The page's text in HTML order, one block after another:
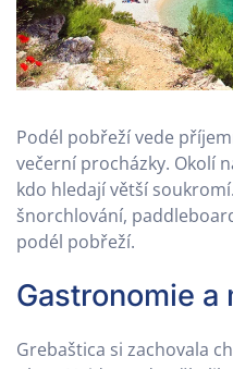
Podél pobřeží vede
večerní procházky. Okolí
kdo hledají větší
šnorchlování,
podél pobřeží.
Gastronomie
Grebaštica si zachovala